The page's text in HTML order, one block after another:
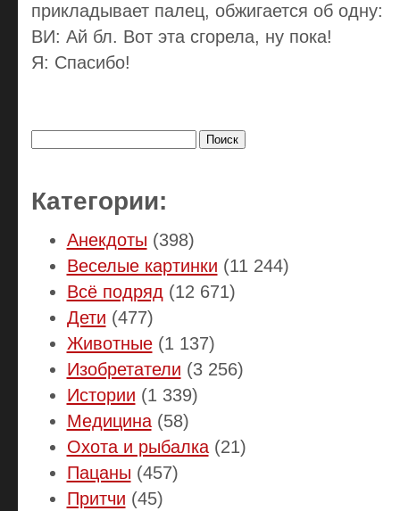
прикладывает палец, обжигается об одну:
ВИ: Ай бл. Вот эта сгорела, ну пока!
Я: Спасибо!
Категории:
Анекдоты (398)
Веселые картинки (11 244)
Всё подряд (12 671)
Дети (477)
Животные(1 137)
Изобретатели (3 256)
Истории (1 339)
Медицина(58)
Охота и рыбалка(21)
Пацаны (457)
Притчи (45)